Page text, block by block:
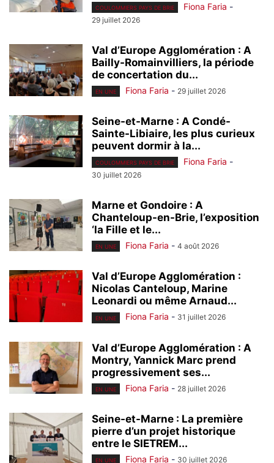
COULOMMIERS PAYS DE BRIE Fiona Faria -
29 juillet 2026
Val d’Europe Agglomération : A
Bailly-Romainvilliers, la période
de concertation du...
EN UNE Fiona Faria - 29 juillet 2026
Seine-et-Marne : A Condé-
Sainte-Libiaire, les plus curieux
peuvent dormir à la...
COULOMMIERS PAYS DE BRIE Fiona Faria -
30 juillet 2026
Marne et Gondoire : A
Chanteloup-en-Brie, l’exposition
‘la Fille et le...
EN UNE Fiona Faria - 4 août 2026
Val d’Europe Agglomération :
Nicolas Canteloup, Marine
Leonardi ou même Arnaud...
EN UNE Fiona Faria - 31 juillet 2026
Val d’Europe Agglomération : A
Montry, Yannick Marc prend
progressivement ses...
EN UNE Fiona Faria - 28 juillet 2026
Seine-et-Marne : La première
pierre d’un projet historique
entre le SIETREM...
EN UNE Fiona Faria - 30 juillet 2026